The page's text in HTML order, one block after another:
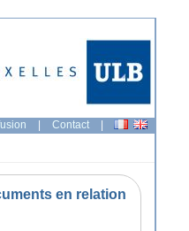
| Contact |
en relation